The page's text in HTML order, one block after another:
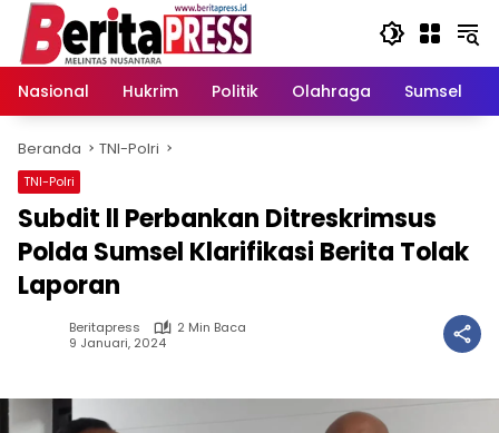
Langsung
konten
Nasional
Hukrim Politik Olahraga Sumsel
Beranda TNI-Polri
TNI-Polri
Subdit ll Perbankan Ditreskrimsus
Polda Sumsel Klarifikasi Berita Tolak
Laporan
Beritapress
2 Min Baca
9 Januari, 2024